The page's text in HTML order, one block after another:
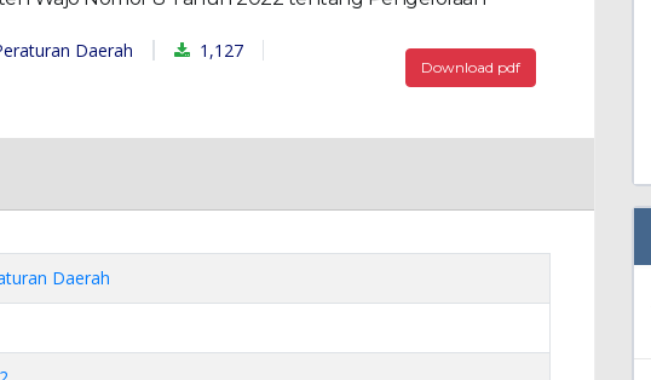
Download pdf
Daerah 1,127
Daerah